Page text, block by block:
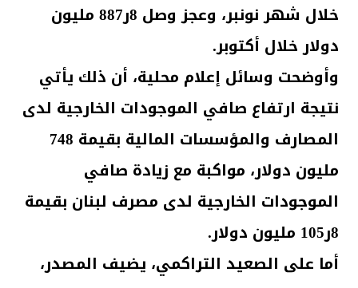
خلال شهر نونبر، وعجز وصل 8ر887 مليون
دولار خلال أكتوبر.
وأوضحت وسائل إعلام محلية، أن ذلك يأتي
نتيجة ارتفاع صافي الموجودات الخارجية لدى
المصارف والمؤسسات المالية بقيمة 748
مليون دولار، مواكبة مع زيادة صافي
الموجودات الخارجية لدى مصرف لبنان بقيمة
8ر105 مليون دولار.
أما على الصعيد التراكمي، يضيف المصدر،